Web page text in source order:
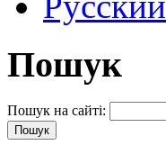
Пошук
Пошук на сайті: